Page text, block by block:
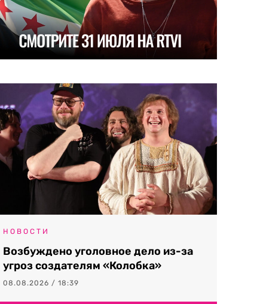
НОВОСТИ
Возбуждено уголовное дело из-за
угроз создателям «Колобка»
08.08.2026 / 18:39